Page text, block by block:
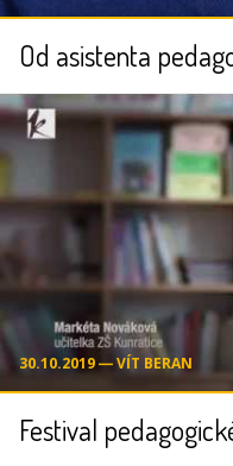
Od asistenta
30.10.2019 ― VÍT BERAN
Festival